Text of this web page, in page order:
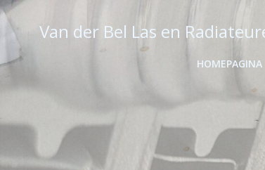
Ga
naar
inhoud
Van der Bel Las en
HOMEPAGINA